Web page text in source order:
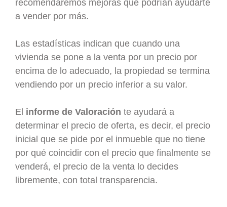
recomendaremos mejoras que podrían ayudarte
a vender por más.
Las estadísticas indican que cuando una
vivienda se pone a la venta por un precio por
encima de lo adecuado, la propiedad se termina
vendiendo por un precio inferior a su valor.
El informe de Valoración te ayudará a
determinar el precio de oferta, es decir, el precio
inicial que se pide por el inmueble que no tiene
por qué coincidir con el precio que finalmente se
venderá, el precio de la venta lo decides
libremente, con total transparencia.